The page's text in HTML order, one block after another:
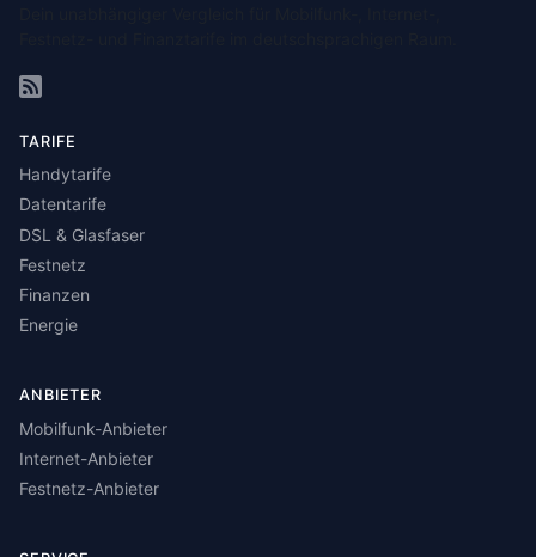
TARIFE
Handytarife
Datentarife
DSL & Glasfaser
Festnetz
Finanzen
Energie
ANBIETER
Mobilfunk-Anbieter
Internet-Anbieter
Festnetz-Anbieter